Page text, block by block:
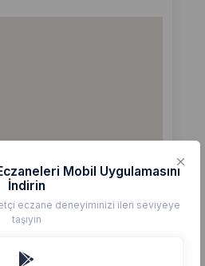
Mobil Uygulamasını
İndirin
eczane deneyiminizi ileri seviyeye
taşıyın